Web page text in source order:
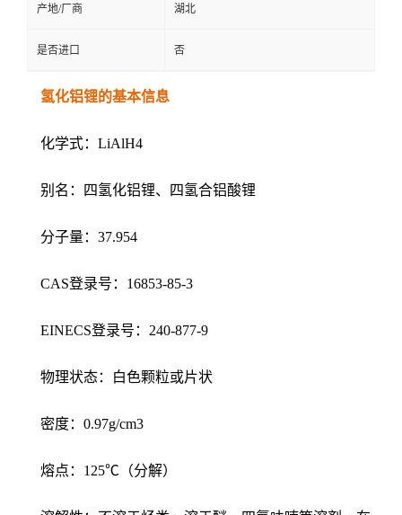
产地/厂商 湖北
是否进口 否
氢化铝锂的基本信息
化学式：LiAlH4
别名：四氢化铝锂、四氢合铝酸锂
分子量：37.954
CAS登录号：16853-85-3
EINECS登录号：240-877-9
物理状态：白色颗粒或片状
密度：0.97g/cm3
熔点：125℃（分解）